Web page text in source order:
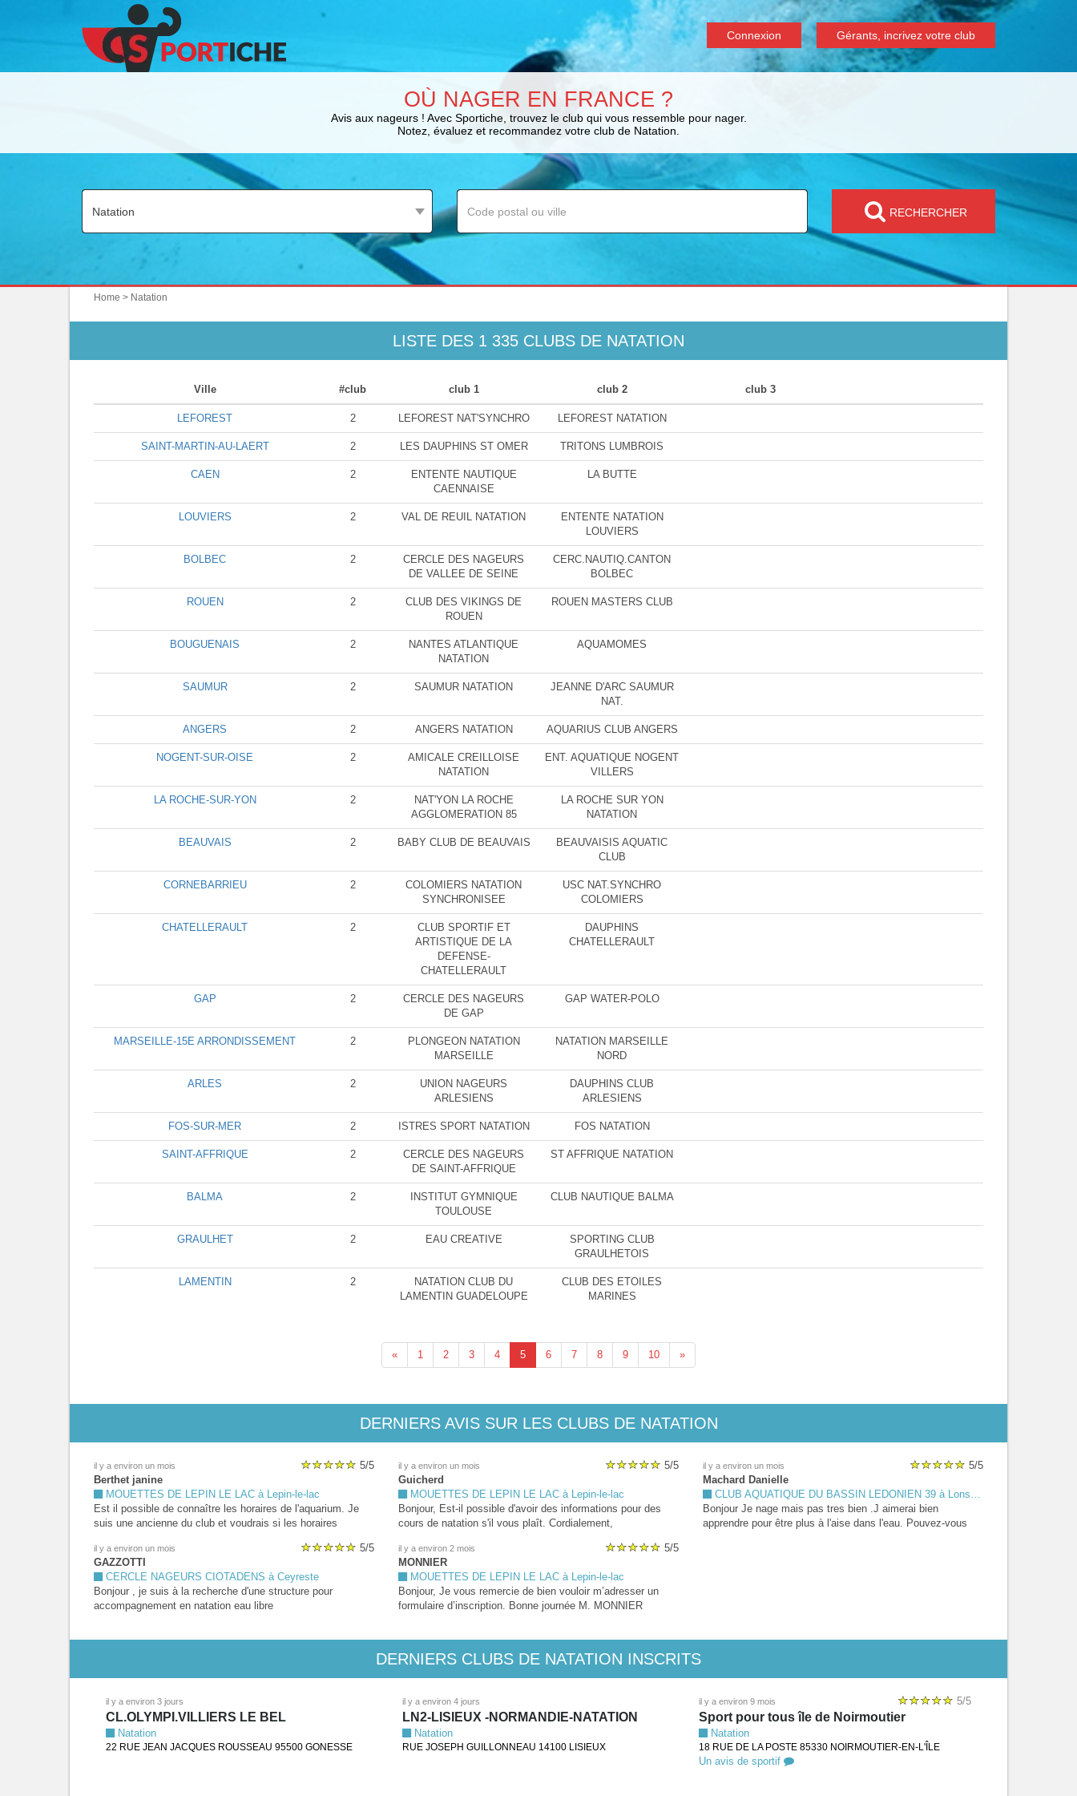
Connexion Gérants, incrivez votre club
OÙ NAGER EN FRANCE ?
Avis aux nageurs ! Avec Sportiche, trouvez le club qui vous ressemble pour nager.
Notez, évaluez et recommandez votre club de Natation.
RECHERCHER
Home > Natation
LISTE DES 1 335 CLUBS DE NATATION
Ville #club club 1 club 2 club 3
LEFOREST 2 LEFOREST NAT'SYNCHRO LEFOREST NATATION
SAINT-MARTIN-AU-LAERT 2 LES DAUPHINS ST OMER TRITONS LUMBROIS
CAEN 2
ENTENTE NAUTIQUE
CAENNAISE
LA BUTTE
LOUVIERS 2 VAL DE REUIL NATATION
ENTENTE NATATION
LOUVIERS
BOLBEC 2
CERCLE DES NAGEURS
DE VALLEE DE SEINE
CERC.NAUTIQ.CANTON
BOLBEC
ROUEN 2
CLUB DES VIKINGS DE
ROUEN
ROUEN MASTERS CLUB
BOUGUENAIS 2
NANTES ATLANTIQUE
NATATION
AQUAMOMES
SAUMUR 2 SAUMUR NATATION
JEANNE D'ARC SAUMUR
NAT.
ANGERS 2 ANGERS NATATION AQUARIUS CLUB ANGERS
NOGENT-SUR-OISE 2
AMICALE CREILLOISE
NATATION
ENT. AQUATIQUE NOGENT
VILLERS
LA ROCHE-SUR-YON 2
NAT'YON LA ROCHE
AGGLOMERATION 85
LA ROCHE SUR YON
NATATION
BEAUVAIS 2 BABY CLUB DE BEAUVAIS
BEAUVAISIS AQUATIC
CLUB
CORNEBARRIEU 2
COLOMIERS NATATION
SYNCHRONISEE
USC NAT.SYNCHRO
COLOMIERS
CHATELLERAULT 2
CLUB SPORTIF ET
ARTISTIQUE DE LA
DEFENSE-
CHATELLERAULT
DAUPHINS
CHATELLERAULT
GAP 2
CERCLE DES NAGEURS
DE GAP
GAP WATER-POLO
MARSEILLE-15E ARRONDISSEMENT 2
PLONGEON NATATION
MARSEILLE
NATATION MARSEILLE
NORD
ARLES 2
UNION NAGEURS
ARLESIENS
DAUPHINS CLUB
ARLESIENS
FOS-SUR-MER 2 ISTRES SPORT NATATION FOS NATATION
SAINT-AFFRIQUE 2
CERCLE DES NAGEURS
DE SAINT-AFFRIQUE
ST AFFRIQUE NATATION
BALMA 2
INSTITUT GYMNIQUE
TOULOUSE
CLUB NAUTIQUE BALMA
GRAULHET 2 EAU CREATIVE
SPORTING CLUB
GRAULHETOIS
LAMENTIN 2
NATATION CLUB DU
LAMENTIN GUADELOUPE
CLUB DES ETOILES
MARINES
« 1 2 3 4 5 6 7 8 9 10 »
DERNIERS AVIS SUR LES CLUBS DE NATATION
il y a environ un mois
5/5
Berthet janine
MOUETTES DE LEPIN LE LAC à Lepin-le-lac
Est il possible de connaître les horaires de l'aquarium. Je
suis une ancienne du club et voudrais si les horaires
et si ce n'est pas trop tard bien sûr J'avais reçu les
documents mais je n'étais pas très en forme a ce moment
Merci
il y a environ un mois
5/5
Guicherd
MOUETTES DE LEPIN LE LAC à Lepin-le-lac
Bonjour, Est-il possible d'avoir des informations pour des
cours de natation s'il vous plaît. Cordialement,
il y a environ un mois
5/5
Machard Danielle
CLUB AQUATIQUE DU BASSIN LEDONIEN 39 à Lons-le-saunier
Bonjour Je nage mais pas tres bien .J aimerai bien
apprendre pour être plus à l'aise dans l'eau. Pouvez-vous
il y a environ un mois
5/5
GAZZOTTI
CERCLE NAGEURS CIOTADENS à Ceyreste
Bonjour , je suis à la recherche d'une structure pour
accompagnement en natation eau libre
il y a environ 2 mois
5/5
MONNIER
MOUETTES DE LEPIN LE LAC à Lepin-le-lac
Bonjour, Je vous remercie de bien vouloir m’adresser un
formulaire d’inscription. Bonne journée M. MONNIER
DERNIERS CLUBS DE NATATION INSCRITS
il y a environ 3 jours
CL.OLYMPI.VILLIERS LE BEL
Natation
22 RUE JEAN JACQUES ROUSSEAU 95500 GONESSE
il y a environ 4 jours
LN2-LISIEUX -NORMANDIE-NATATION
Natation
RUE JOSEPH GUILLONNEAU 14100 LISIEUX
il y a environ 9 mois 5/5
Sport pour tous île de Noirmoutier
Natation
18 RUE DE LA POSTE 85330 NOIRMOUTIER-EN-L'ÎLE
Un avis de sportif